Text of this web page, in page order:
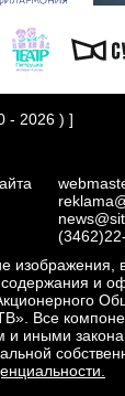
- 2026 ) ]
и
Все
и иными